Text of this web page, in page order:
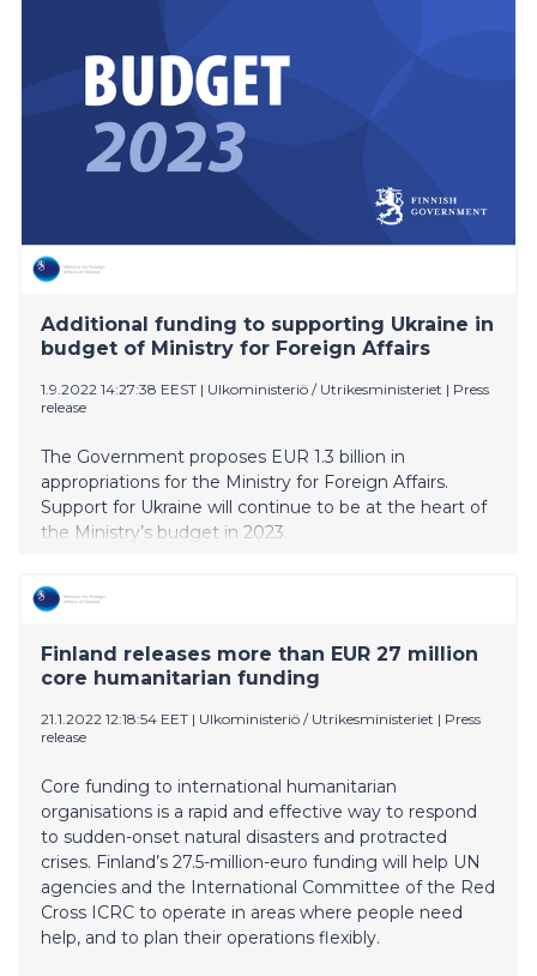
bilateral meetings with their counterparts and with
representatives of the UN. Minister Skinnari also has
Team Finland programme.
Additional funding to supporting Ukraine in
budget of Ministry for Foreign Affairs
1.9.2022 14:27:38 EEST | Ulkoministeriö / Utrikesministeriet | Press
release
The Government proposes EUR 1.3 billion in
appropriations for the Ministry for Foreign Affairs.
Support for Ukraine will continue to be at the heart of
the Ministry’s budget in 2023.
Finland releases more than EUR 27 million
core humanitarian funding
21.1.2022 12:18:54 EET | Ulkoministeriö / Utrikesministeriet | Press
release
Core funding to international humanitarian
organisations is a rapid and effective way to respond
to sudden-onset natural disasters and protracted
crises. Finland’s 27.5-million-euro funding will help UN
agencies and the International Committee of the Red
Cross ICRC to operate in areas where people need
help, and to plan their operations flexibly.